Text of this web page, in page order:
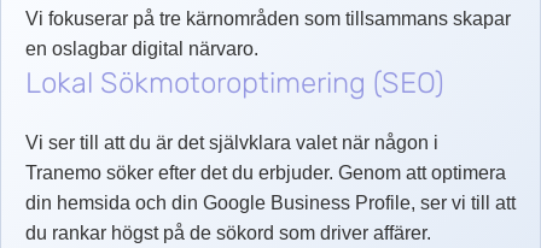
Vi fokuserar på tre kärnområden som tillsammans skapar
en oslagbar digital närvaro.
Lokal Sökmotoroptimering (SEO)
Vi ser till att du är det självklara valet när någon i
Tranemo söker efter det du erbjuder. Genom att optimera
din hemsida och din Google Business Profile, ser vi till att
du rankar högst på de sökord som driver affärer.